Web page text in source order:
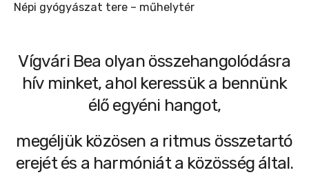
Népi gyógyászat tere – műhelytér
Vígvári Bea olyan összehangolódásra
hív minket, ahol keressük a bennünk
élő egyéni hangot,
megéljük közösen a ritmus összetartó
erejét és a harmóniát a közösség által.